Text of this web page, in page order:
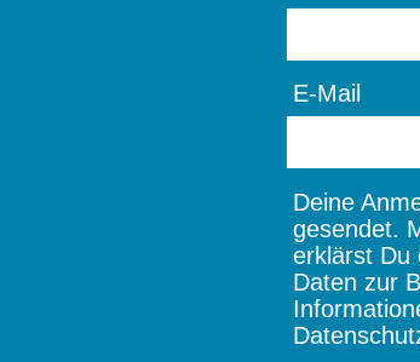
E-Mail
Deine
gesendet.
erklärst Du
Daten zur